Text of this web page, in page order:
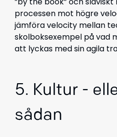
processen mot högre
jämföra velocity mellan
skolboksexempel på vad
att lyckas med sin agila
5. Kultur -
sådan